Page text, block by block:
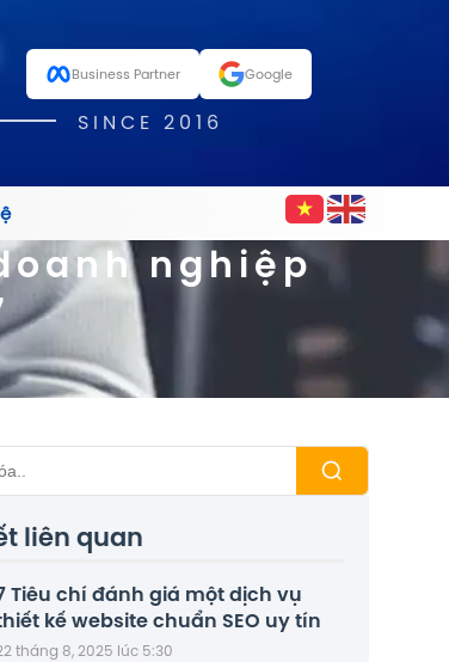
Business Partner Google
SINCE 2016
nghiệp
liên quan
Tiêu chí đánh giá một dịch vụ
kế website chuẩn SEO uy tín
tháng 8, 2025 lúc 5:30